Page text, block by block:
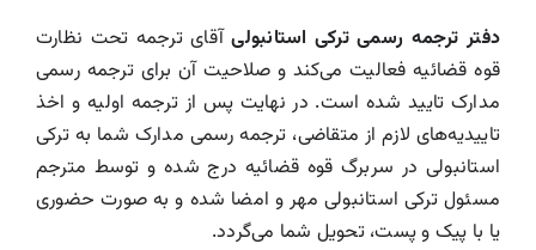
دفتر ترجمه رسمی ترکی استانبولیآقای ترجمه تحت نظارت
قوه قضائیه فعالیت می‌کند و صلاحیت آن برای ترجمه رسمی
مدارک تایید شده است. در نهایت پس از ترجمه اولیه و اخذ
تاییدیه‌های لازم از متقاضی، ترجمه رسمی مدارک شما به ترکی
استانبولی در سربرگ قوه قضائیه درج شده و توسط مترجم
مسئول ترکی استانبولی مهر و امضا شده و به صورت حضوری
یا با پیک و پست، تحویل شما می‌گردد.